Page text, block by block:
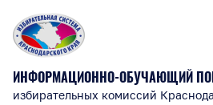
ИНФОРМАЦИОННО-ОБУЧАЮЩИЙ
избирательных комиссий